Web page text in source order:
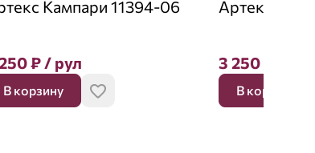
Кампари 11394-06
₽/ рул
В корзину
Артекс
3 250
В корзину